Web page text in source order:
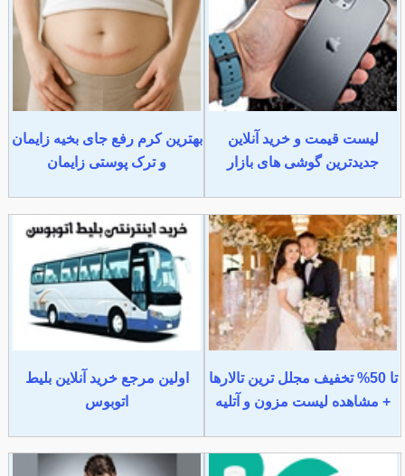
لیست قیمت و خرید آنلاین
جدیدترین گوشی های بازار
بهترین کرم رفع جای بخیه زایمان
و ترک پوستی زایمان
تا 50% تخفیف مجلل ترین تالارها
+ مشاهده لیست مزون و آتلیه
اولین مرجع خرید آنلاین بلیط
اتوبوس